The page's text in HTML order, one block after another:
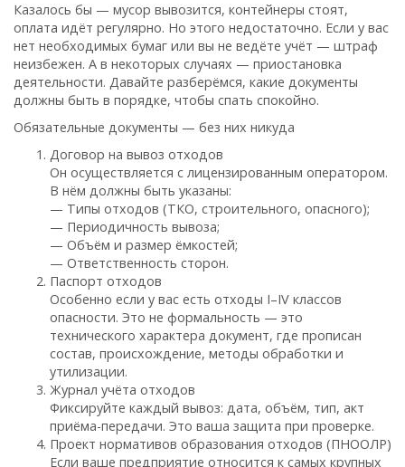
Казалось бы — мусор вывозится, контейнеры стоят,
оплата идёт регулярно. Но этого недостаточно. Если у вас
нет необходимых бумаг или вы не ведёте учёт — штраф
неизбежен. А в некоторых случаях — приостановка
деятельности. Давайте разберёмся, какие документы
должны быть в порядке, чтобы спать спокойно.
Обязательные документы — без них никуда
Договор на вывоз отходов
Он осуществляется с лицензированным оператором.
В нём должны быть указаны:
— Типы отходов (ТКО, строительного, опасного);
— Периодичность вывоза;
— Объём и размер ёмкостей;
— Ответственность сторон.
Паспорт отходов
Особенно если у вас есть отходы I–IV классов
опасности. Это не формальность — это
технического характера документ, где прописан
состав, происхождение, методы обработки и
утилизации.
Журнал учёта отходов
Фиксируйте каждый вывоз: дата, объём, тип, акт
приёма-передачи. Это ваша защита при проверке.
Проект нормативов образования отходов (ПНООЛР)
Если ваше предприятие относится к самых крупных